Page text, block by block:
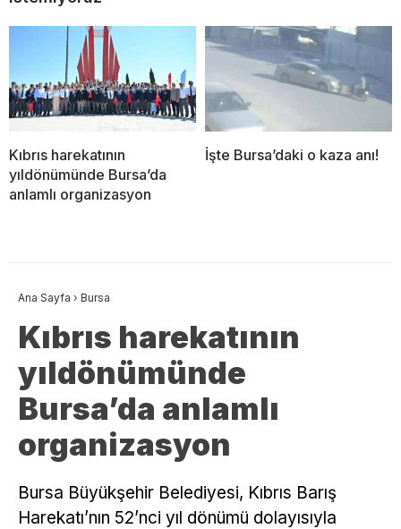
Kıbrıs harekatının
yıldönümünde Bursa’da
anlamlı organizasyon
İşte Bursa’daki o kaza anı!
Ana Sayfa › Bursa
Kıbrıs harekatının
yıldönümünde
Bursa’da anlamlı
organizasyon
Bursa Büyükşehir Belediyesi, Kıbrıs Barış
Harekatı’nın 52’nci yıl dönümü dolayısıyla